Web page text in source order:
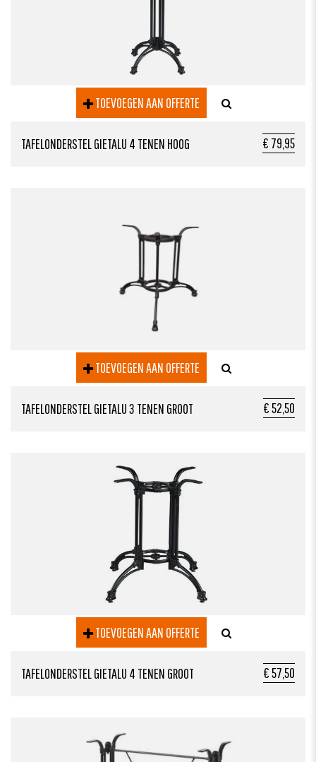
TOEVOEGEN AAN OFFERTE
€ 79,95
TAFELONDERSTEL GIETALU 4 TENEN HOOG
TOEVOEGEN AAN OFFERTE
€ 52,50
TAFELONDERSTEL GIETALU 3 TENEN GROOT
TOEVOEGEN AAN OFFERTE
€ 57,50
TAFELONDERSTEL GIETALU 4 TENEN GROOT